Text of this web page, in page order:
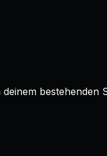
bestehenden